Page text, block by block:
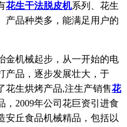
花生干法脱皮机系列、花生
产品种类多，能满足用户的
机械起步，从一开始的电
产品，逐步发展壮大，于
花生烘烤产品,注生产销售花
，2009年公司花巨资引进食
安丘食品机械精品，包括以